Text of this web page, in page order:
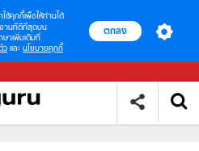
าใช้คุกกี้เพื่อให้ท่านได้
านที่ดีที่สุดบน
ษาเพิ่มเติมที่
ว และ นโยบายคุกกี้
ตกลง